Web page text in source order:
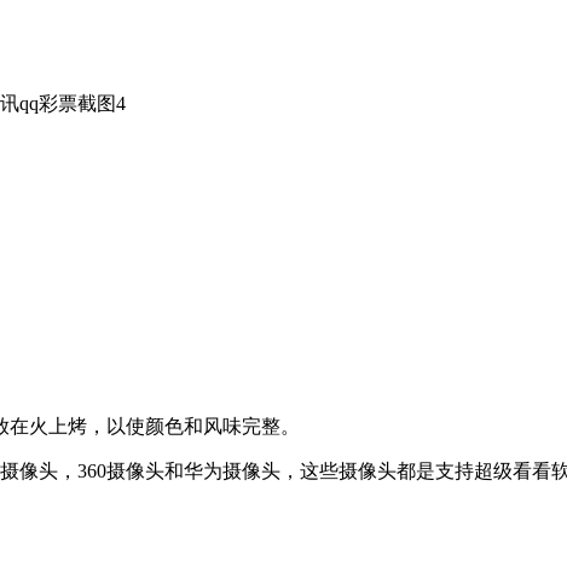
火上烤，以使颜色和风味完整。
头，360摄像头和华为摄像头，这些摄像头都是支持超级看看